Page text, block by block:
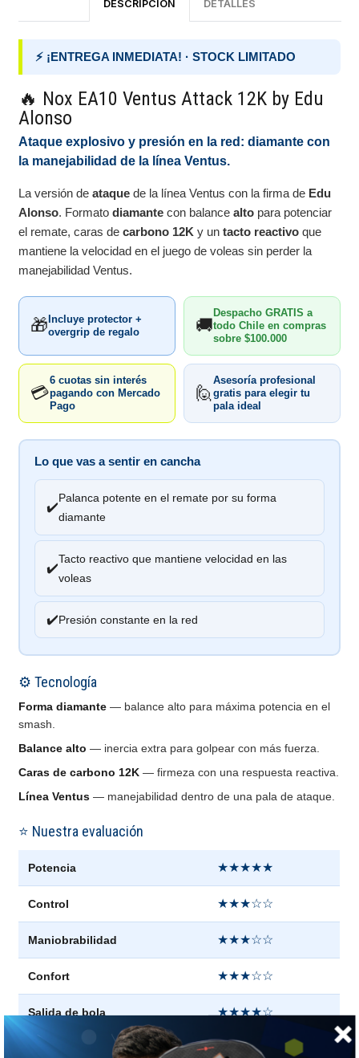
DESCRIPCIÓN DETALLES
⚡ ¡ENTREGA INMEDIATA! · STOCK LIMITADO
🔥 Nox EA10 Ventus Attack 12K by Edu
Alonso
Ataque explosivo y presión en la red: diamante con
la manejabilidad de la línea Ventus.
La versión deataque de la línea Ventus con la firma de Edu
Alonso. Formatodiamante con balancealto para potenciar
el remate, caras decarbono 12K y untacto reactivo que
mantiene la velocidad en el juego de voleas sin perder la
manejabilidad Ventus.
🎁 Incluye protector +
overgrip de regalo
🚚
Despacho GRATIS a
todo Chile en compras
sobre $100.000
💳
6 cuotas sin interés
pagando con Mercado
Pago
🙋
Asesoría profesional
gratis para elegir tu
pala ideal
Lo que vas a sentir en cancha
✔️
Palanca potente en el remate por su forma
diamante
✔️
Tacto reactivo que mantiene velocidad en las
voleas
✔️Presión constante en la red
⚙️ Tecnología
Forma diamante — balance alto para máxima potencia en el
smash.
Balance alto — inercia extra para golpear con más fuerza.
Caras de carbono 12K — firmeza con una respuesta reactiva.
Línea Ventus — manejabilidad dentro de una pala de ataque.
⭐ Nuestra evaluación
Potencia ★★★★★
Control ★★★☆☆
Maniobrabilidad ★★★☆☆
Confort ★★★☆☆
Salida de bola ★★★★☆
Punto dulce ★★★☆☆